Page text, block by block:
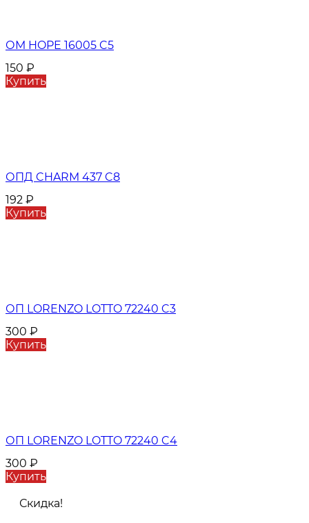
ОМ HOPE 16005 C5
150 ₽
Купить
ОПД CHARM 437 C8
192 ₽
Купить
ОП LORENZO LOTTO 72240 C3
300 ₽
Купить
ОП LORENZO LOTTO 72240 C4
300 ₽
Купить
Скидка!